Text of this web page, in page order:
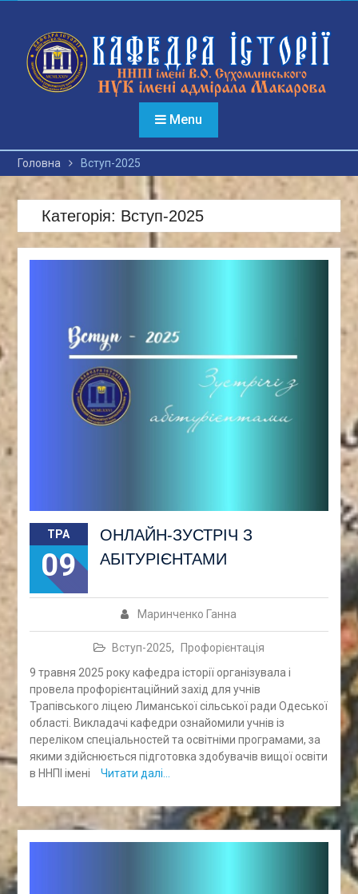
вмісту
Menu
Головна Вступ-2025
Категорія: Вступ-2025
ТРА
09
ОНЛАЙН-ЗУСТРІЧ З
АБІТУРІЄНТАМИ
Маринченко Ганна
Вступ-2025,
Профорієнтація
9 травня 2025 року кафедра історії організувала і
провела профорієнтаційний захід для учнів
Трапівського ліцею Лиманської сільської ради Одеської
області. Викладачі кафедри ознайомили учнів із
переліком спеціальностей та освітніми програмами, за
якими здійснюється підготовка здобувачів вищої освіти
в ННПІ імені
Читати далі…